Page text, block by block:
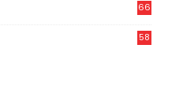
66
58